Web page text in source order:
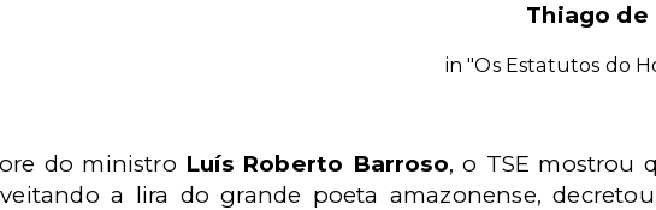
Thiago de
in "Os Estatutos do
do ministro Luís Roberto Barroso, o TSE mostrou
a lira do grande poeta amazonense,